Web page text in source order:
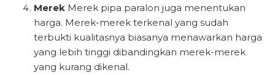
Merek Merek pipa paralon juga menentukan
harga. Merek-merek terkenal yang sudah
terbukti kualitasnya biasanya menawarkan harga
yang lebih tinggi dibandingkan merek-merek
yang kurang dikenal.